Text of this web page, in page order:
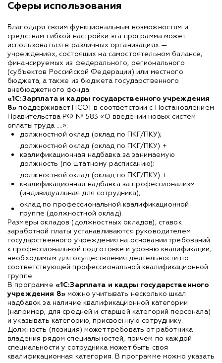
Сферы использования
Благодаря своим функциональным возможностям и
средствам гибкой настройки эта программа может
использоваться в различных организациях —
учреждениях, состоящих на самостоятельном балансе,
финансируемых из федерального, регионального
(субъектов Российской Федерации) или местного
бюджета, а также из бюджета государственного
внебюджетного фонда.
«1С:Зарплата и кадры государственного учреждения
8» поддерживает НСОТ в соответствии с Постановлением
Правительства РФ № 583 «О введении новых систем
оплаты труда ….»:
должностной оклад (оклад по ПКГ/ПКУ);
должностной оклад (оклад по ПКГ/ПКУ) +
квалификационная надбавка за занимаемую
должность (по штатному расписанию);
должностной оклад (оклад по ПКГ/ПКУ) +
квалификационная надбавка за профессионализм
(индивидуальная для сотрудника);
оклад по профессиональной квалификационной
группе (должностной оклад).
Размеры окладов (должностных окладов), ставок
заработной платы устанавливаются руководителем
государственного учреждения на основании требований
к профессиональной подготовке и уровню квалификации,
необходимым для осуществления деятельности по
соответствующей профессиональной квалификационной
группе.
В программе «1С:Зарплата и кадры государственного
учреждения 8»можно учитывать несколько шкал
надбавок за наличие квалификационной категории
(например, для средней и старшей категорий персонала)
и указывать категорию, присвоенную сотруднику.
Должность (позиция) может требовать от работника
владения рядом специальностей, причем по каждой
специальности у сотрудника может быть своя
квалификационная категория. В программе можно указать